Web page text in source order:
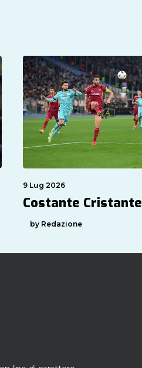
9 Lug 2026
Costante Cristante
by Redazione